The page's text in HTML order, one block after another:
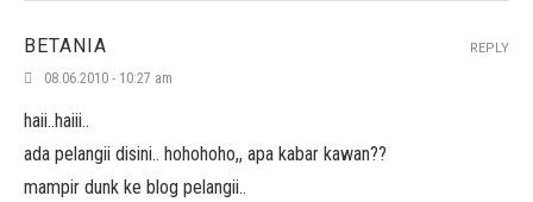
BETANIA
08.06.2010 - 10:27 am
haii..haiii..
ada pelangii disini.. hohohoho,, apa kabar kawan??
mampir dunk ke blog pelangii..
REPLY